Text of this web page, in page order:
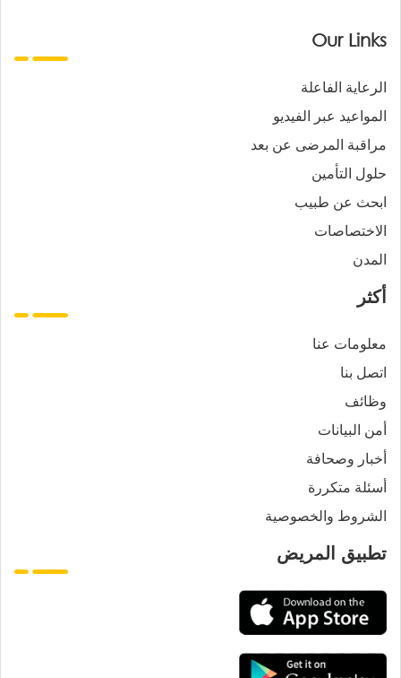
Our Links
الرعاية الفاعلة
المواعيد عبر الفيديو
مراقبة المرضى عن بعد
حلول التأمين
ابحث عن طبيب
الاختصاصات
المدن
أكثر
معلومات عنا
اتصل بنا
وظائف
أمن البيانات
أخبار وصحافة
أسئلة متكررة
الشروط والخصوصية
تطبيق المريض